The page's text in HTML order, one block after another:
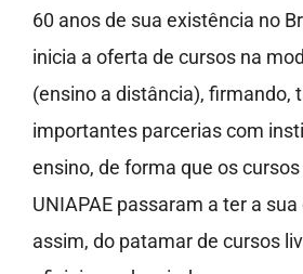
60 anos de sua existência no
inicia a oferta de cursos na
(ensino a distância), firmando,
importantes parcerias com
ensino, de forma que os
UNIAPAE passaram a ter a
assim, do patamar de cursos